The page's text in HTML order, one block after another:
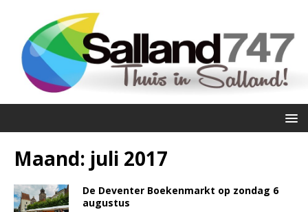
Maand: juli 2017
De Deventer Boekenmarkt op zondag 6
augustus